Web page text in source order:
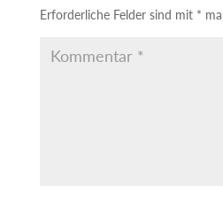
Erforderliche Felder sind mit *